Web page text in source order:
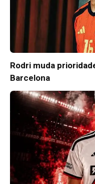
Rodri muda
Barcelona